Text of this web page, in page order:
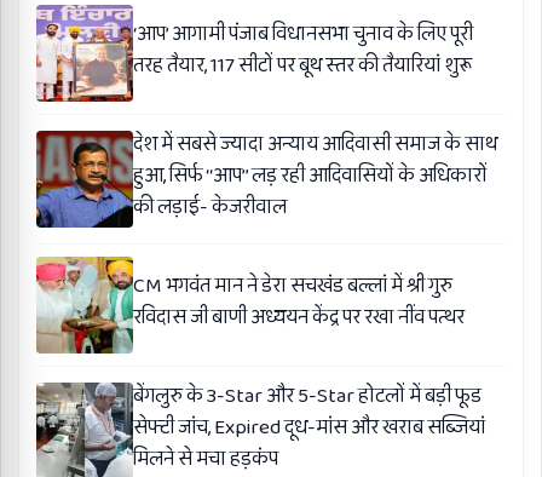
‘आप’ आगामी पंजाब विधानसभा चुनाव के लिए पूरी
तरह तैयार, 117 सीटों पर बूथ स्तर की तैयारियां शुरू
देश में सबसे ज्यादा अन्याय आदिवासी समाज के साथ
हुआ, सिर्फ ‘‘आप’’ लड़ रही आदिवासियों के अधिकारों
की लड़ाई- केजरीवाल
CM भगवंत मान ने डेरा सचखंड बल्लां में श्री गुरु
रविदास जी बाणी अध्ययन केंद्र पर रखा नींव पत्थर
बेंगलुरु के 3-Star और 5-Star होटलों में बड़ी फूड
सेफ्टी जांच, Expired दूध-मांस और खराब सब्जियां
मिलने से मचा हड़कंप